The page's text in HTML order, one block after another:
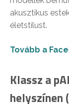
akusztikus
életstílust.
Tovább a
Klassz a
helyszínen